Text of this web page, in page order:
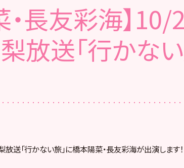
・長友彩海】
放送「行かない
「行かない旅」に橋本陽菜・長友彩海が出演します！